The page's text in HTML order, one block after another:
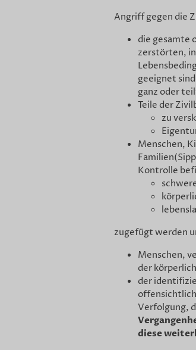
Angriff gegen die
die gesamte
zerstörten,
geeignet
ganz oder
Teile der
zu
Menschen,
Kontrolle
zugefügt werden
Menschen,
der
der
Verfolgung,
diese